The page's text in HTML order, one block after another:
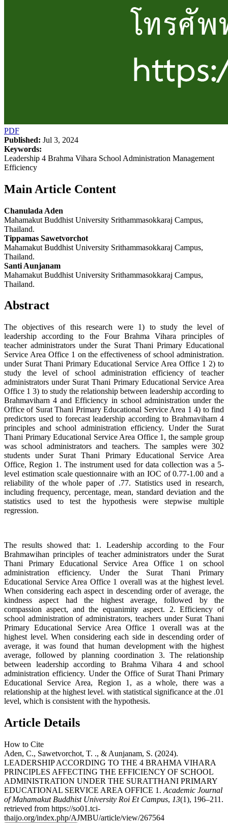
PDF
Published: Jul 3, 2024
Keywords:
Leadership 4 Brahma Vihara School Administration Management
Efficiency
Main Article Content
Chanulada Aden
Mahamakut Buddhist University Srithammasokkaraj Campus,
Thailand.
Tippamas Sawetvorchot
Mahamakut Buddhist University Srithammasokkaraj Campus,
Thailand.
Santi Aunjanam
Mahamakut Buddhist University Srithammasokkaraj Campus,
Thailand.
Abstract
The objectives of this research were 1) to study the level of
leadership according to the Four Brahma Vihara principles of
teacher administrators under the Surat Thani Primary Educational
Service Area Office 1 on the effectiveness of school administration.
under Surat Thani Primary Educational Service Area Office 1 2) to
study the level of school administration efficiency of teacher
administrators under Surat Thani Primary Educational Service Area
Office 1 3) to study the relationship between leadership according to
Brahmaviharn 4 and Efficiency in school administration under the
Office of Surat Thani Primary Educational Service Area 1 4) to find
predictors used to forecast leadership according to Brahmaviharn 4
principles and school administration efficiency. Under the Surat
Thani Primary Educational Service Area Office 1, the sample group
was school administrators and teachers. The samples were 302
students under Surat Thani Primary Educational Service Area
Office, Region 1. The instrument used for data collection was a 5-
level estimation scale questionnaire with an IOC of 0.77-1.00 and a
reliability of the whole paper of .77. Statistics used in research,
including frequency, percentage, mean, standard deviation and the
statistics used to test the hypothesis were stepwise multiple
regression.
The results showed that: 1. Leadership according to the Four
Brahmawihan principles of teacher administrators under the Surat
Thani Primary Educational Service Area Office 1 on school
administration efficiency. Under the Surat Thani Primary
Educational Service Area Office 1 overall was at the highest level.
When considering each aspect in descending order of average, the
kindness aspect had the highest average, followed by the
compassion aspect, and the equanimity aspect. 2. Efficiency of
school administration of administrators, teachers under Surat Thani
Primary Educational Service Area Office 1 overall was at the
highest level. When considering each side in descending order of
average, it was found that human development with the highest
average, followed by planning coordination 3. The relationship
between leadership according to Brahma Vihara 4 and school
administration efficiency. Under the Office of Surat Thani Primary
Educational Service Area, Region 1, as a whole, there was a
relationship at the highest level. with statistical significance at the .01
level, which is consistent with the hypothesis.
Article Details
How to Cite
Aden, C., Sawetvorchot, T. ., & Aunjanam, S. (2024).
LEADERSHIP ACCORDING TO THE 4 BRAHMA VIHARA
PRINCIPLES AFFECTING THE EFFICIENCY OF SCHOOL
ADMINISTRATION UNDER THE SURATTHANI PRIMARY
EDUCATIONAL SERVICE AREA OFFICE 1. Academic Journal
of Mahamakut Buddhist University Roi Et Campus, 13(1), 196–211.
retrieved from https://so01.tci-
thaijo.org/index.php/AJMBU/article/view/267564